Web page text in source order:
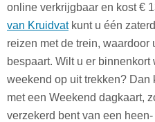
online verkrijgbaar en kost €
van Kruidvatkunt u één
reizen met de trein, waardoor
bespaart. Wilt u er
weekend op uit trekken? Dan
met een Weekend dagkaart,
verzekerd bent van een